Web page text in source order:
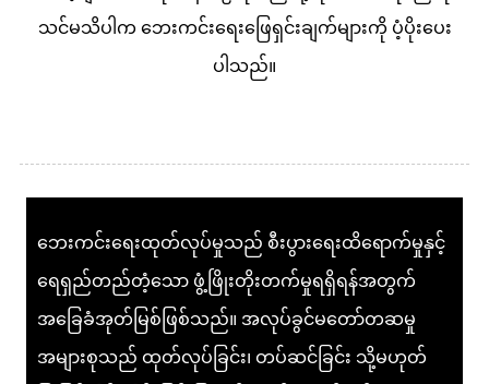
သင်မသိပါက ဘေးကင်းရေးဖြေရှင်းချက်များကို ပံ့ပိုးပေး
ပါသည်။
ဘေးကင်းရေးထုတ်လုပ်မှုသည် စီးပွားရေးထိရောက်မှုနှင့်
ရေရှည်တည်တံ့သော ဖွံ့ဖြိုးတိုးတက်မှုရရှိရန်အတွက်
အခြေခံအုတ်မြစ်ဖြစ်သည်။ အလုပ်ခွင်မတော်တဆမှု
အများစုသည် ထုတ်လုပ်ခြင်း၊ တပ်ဆင်ခြင်း သို့မဟုတ်